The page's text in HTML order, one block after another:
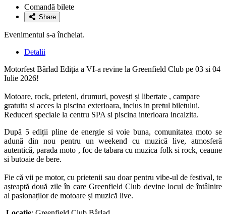
favoriteComandă bilete
Share
Evenimentul s-a încheiat.
Detalii
Motorfest Bârlad Ediția a VI-a revine la Greenfield Club pe 03 si 04
Iulie 2026!
Motoare, rock, prieteni, drumuri, povești și libertate , campare
gratuita si acces la piscina exterioara, inclus in pretul biletului.
Reduceri speciale la centru SPA si piscina interioara incalzita.
După 5 ediții pline de energie si voie buna, comunitatea moto se
adună din nou pentru un weekend cu muzică live, atmosferă
autentică, parada moto , foc de tabara cu muzica folk si rock, ceaune
si butoaie de bere.
Fie că vii pe motor, cu prietenii sau doar pentru vibe-ul de festival, te
așteaptă două zile în care Greenfield Club devine locul de întâlnire
al pasionaților de motoare și muzică live.